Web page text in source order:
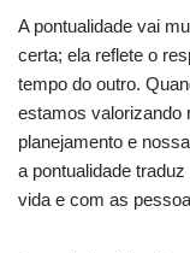
A pontualidade vai
certa; ela reflete o
tempo do outro.
estamos valorizando
planejamento e
a pontualidade
vida e com as